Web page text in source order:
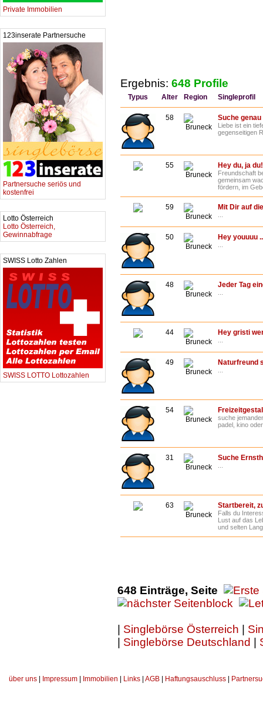
Private Immobilien
123inserate Partnersuche
Partnersuche seriös und
kostenfrei
Lotto Österreich
Lotto Österreich,
Gewinnabfrage
SWISS Lotto Zahlen
SWISS LOTTO Lottozahlen
Ergebnis: 648 Profile
Typus Alter Region Singleprofil
58
Bruneck
Suche genau
Liebe ist ein
gegenseitigen
55
Bruneck
Hey du, ja du!
Freundschaft
gemeinsam
fördern, im
59
Bruneck
Mit Dir auf
50
Bruneck
Hey youuuu
48
Bruneck
Jeder Tag
44
Bruneck
Hey gristi
49
Bruneck
Naturfreund
54
Bruneck
suche
padel, kino
31
Bruneck
Suche
63
Bruneck
Startbereit,
Falls du
Lust auf das
und selten
648 Einträge, Seite
Singlebörse Österreich
Singlebörse Deutschland
über uns Impressum Immobilien Links AGB Haftungsauschluss